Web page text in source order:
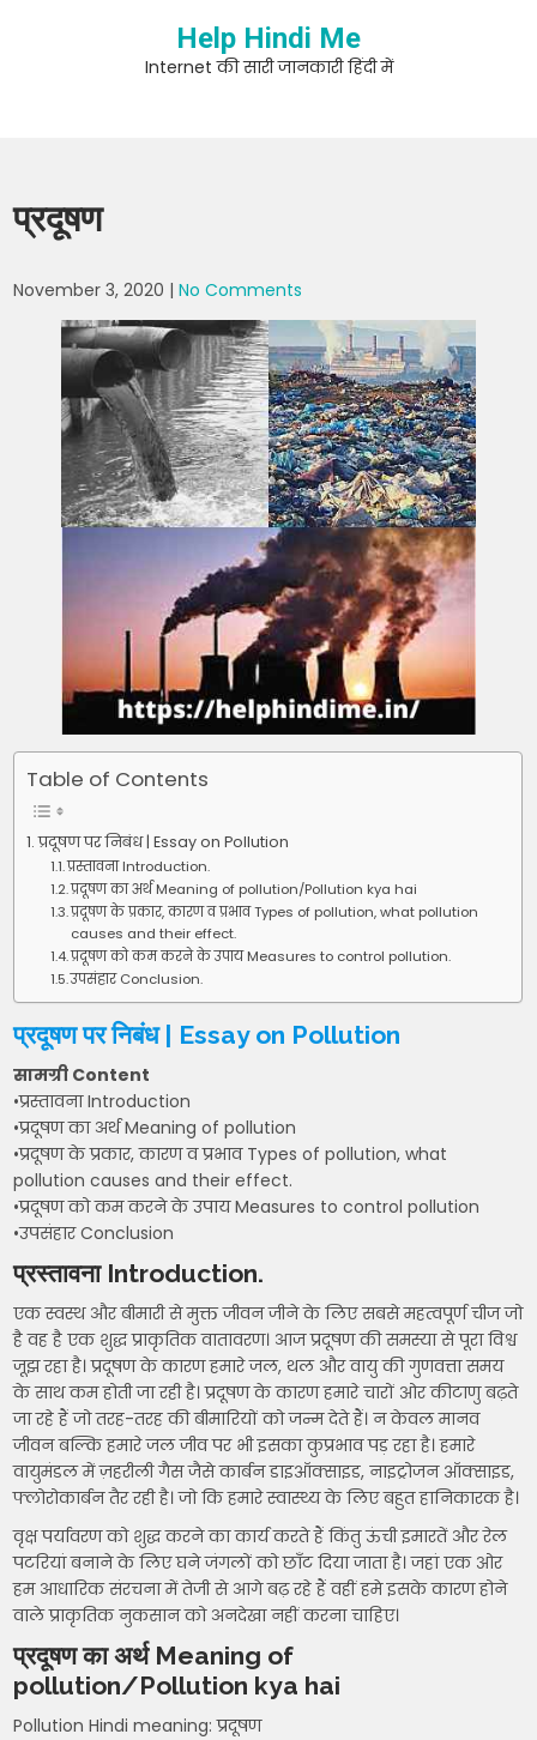
Help Hindi Me
Internet की सारी जानकारी हिंदी में
प्रदूषण
November 3, 2020 |No Comments
Table of Contents
प्रदूषण पर निबंध | Essay on Pollution
प्रस्तावना Introduction.
प्रदूषण का अर्थ Meaning of pollution/Pollution kya hai
प्रदूषण के प्रकार, कारण व प्रभाव Types of pollution, what pollution
causes and their effect.
प्रदूषण को कम करने के उपाय Measures to control pollution.
उपसंहार Conclusion.
प्रदूषण पर निबंध | Essay on Pollution
सामग्री Content
•प्रस्तावना Introduction
•प्रदूषण का अर्थ Meaning of pollution
•प्रदूषण के प्रकार, कारण व प्रभाव Types of pollution, what
pollution causes and their effect.
•प्रदूषण को कम करने के उपाय Measures to control pollution
•उपसंहार Conclusion
प्रस्तावना Introduction.
एक स्वस्थ और बीमारी से मुक्त जीवन जीने के लिए सबसे महत्वपूर्ण चीज जो
है वह है एक शुद्ध प्राकृतिक वातावरण। आज प्रदूषण की समस्या से पूरा विश्व
जूझ रहा है। प्रदूषण के कारण हमारे जल, थल और वायु की गुणवत्ता समय
के साथ कम होती जा रही है। प्रदूषण के कारण हमारे चारों ओर कीटाणु बढ़ते
जा रहे हैं जो तरह-तरह की बीमारियों को जन्म देते हैं। न केवल मानव
जीवन बल्कि हमारे जल जीव पर भी इसका कुप्रभाव पड़ रहा है। हमारे
वायुमंडल में ज़हरीली गैस जैसे कार्बन डाइऑक्साइड, नाइट्रोजन ऑक्साइड,
फ्लोरोकार्बन तैर रही है। जो कि हमारे स्वास्थ्य के लिए बहुत हानिकारक है।
वृक्ष पर्यावरण को शुद्ध करने का कार्य करते हैं किंतु ऊंची इमारतें और रेल
पटरियां बनाने के लिए घने जंगलों को छाँट दिया जाता है। जहां एक ओर
हम आधारिक संरचना में तेजी से आगे बढ़ रहे हैं वहीं हमे इसके कारण होने
वाले प्राकृतिक नुकसान को अनदेखा नहीं करना चाहिए।
प्रदूषण का अर्थ Meaning of
pollution/Pollution kya hai
Pollution Hindi meaning: प्रदूषण